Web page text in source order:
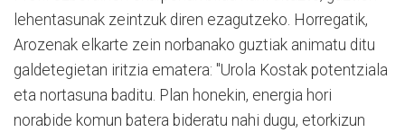
lehentasunak zeintzuk diren ezagutzeko. Horregatik,
Arozenak elkarte zein norbanako guztiak animatu ditu
galdetegietan iritzia ematera: "Urola Kostak potentziala
eta nortasuna baditu. Plan honekin, energia hori
norabide komun batera bideratu nahi dugu, etorkizun